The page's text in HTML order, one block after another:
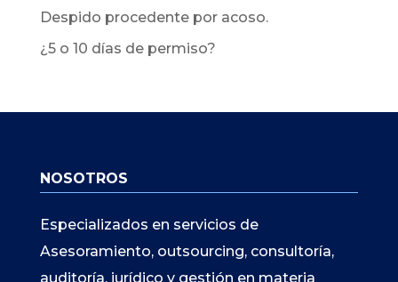
Despido procedente por acoso.
¿5 o 10 días de permiso?
NOSOTROS
Especializados en servicios de
Asesoramiento, outsourcing, consultoría,
auditoría, jurídico y gestión en materia